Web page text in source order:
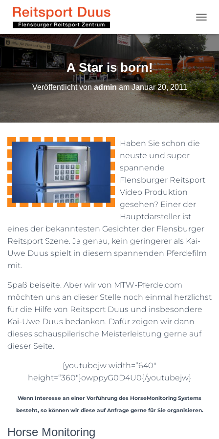
A Star is born!
Veröffentlicht vonadminamJanuar 20, 2011
Haben Sie schon die
neuste und super
spannende
Flensburger Reitsport
Video Produktion
gesehen? Einer der
Hauptdarsteller ist
eines der bekanntesten Gesichter der Flensburger
Reitsport Szene. Ja genau, kein geringerer als Kai-
Uwe Duus spielt in diesem spannenden Pferdefilm
mit.
Spaß beiseite. Aber wir von MTW-Pferde.com
möchten uns an dieser Stelle noch einmal herzlichst
für die Hilfe von Reitsport Duus und insbesondere
Kai-Uwe Duus bedanken. Dafür zeigen wir dann
dieses schauspilerische Meisterleistung gerne auf
dieser Seite.
{youtubejw width=“640″
height=“360″}owppyG0D4U0{/youtubejw}
Wenn Interesse an einer Vorführung des HorseMonitoring Systems
besteht, so können wir diese auf Anfrage gerne für Sie organisieren.
Horse Monitoring